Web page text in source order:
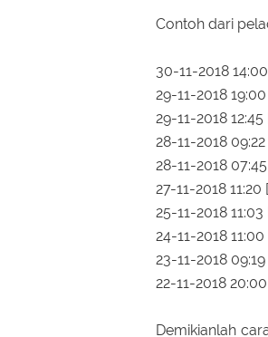
Contoh dari
30-11-2018
29-11-2018
29-11-2018
28-11-2018
28-11-2018
27-11-2018
25-11-2018
24-11-2018
23-11-2018
22-11-2018
Demikianlah